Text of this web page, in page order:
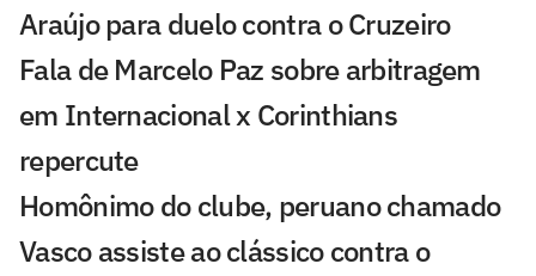
Araújo para duelo contra o Cruzeiro
Fala de Marcelo Paz sobre arbitragem
em Internacional x Corinthians
repercute
Homônimo do clube, peruano chamado
Vasco assiste ao clássico contra o